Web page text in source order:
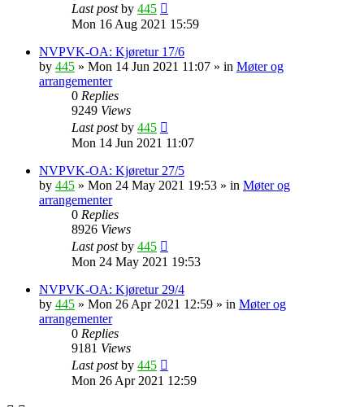
Last postby 445
Mon 16 Aug 2021 15:59
NVPVK-OA: Kjøretur 17/6
by 445 » Mon 14 Jun 2021 11:07 » in Møter og
arrangementer
0 Replies
9249 Views
Last postby 445
Mon 14 Jun 2021 11:07
NVPVK-OA: Kjøretur 27/5
by 445 » Mon 24 May 2021 19:53 » in Møter og
arrangementer
0 Replies
8926 Views
Last postby 445
Mon 24 May 2021 19:53
NVPVK-OA: Kjøretur 29/4
by 445 » Mon 26 Apr 2021 12:59 » in Møter og
arrangementer
0 Replies
9181 Views
Last postby 445
Mon 26 Apr 2021 12:59